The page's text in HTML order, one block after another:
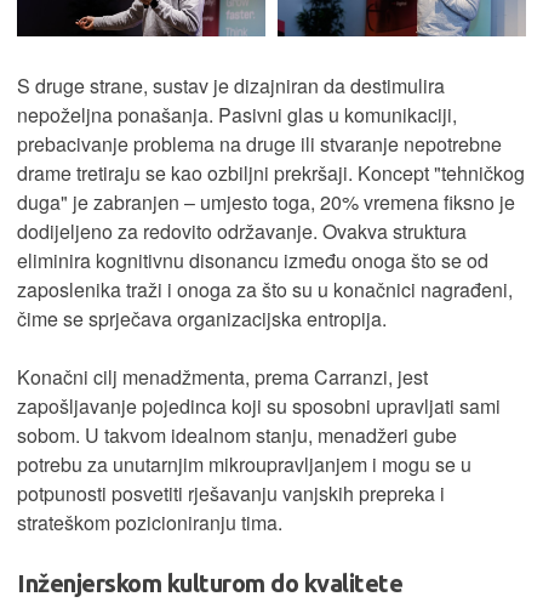
S druge strane, sustav je dizajniran da destimulira
nepoželjna ponašanja. Pasivni glas u komunikaciji,
prebacivanje problema na druge ili stvaranje nepotrebne
drame tretiraju se kao ozbiljni prekršaji. Koncept "tehničkog
duga" je zabranjen – umjesto toga, 20% vremena fiksno je
dodijeljeno za redovito održavanje. Ovakva struktura
eliminira kognitivnu disonancu između onoga što se od
zaposlenika traži i onoga za što su u konačnici nagrađeni,
čime se sprječava organizacijska entropija.
Konačni cilj menadžmenta, prema Carranzi, jest
zapošljavanje pojedinca koji su sposobni upravljati sami
sobom. U takvom idealnom stanju, menadžeri gube
potrebu za unutarnjim mikroupravljanjem i mogu se u
potpunosti posvetiti rješavanju vanjskih prepreka i
strateškom pozicioniranju tima.
Inženjerskom kulturom do kvalitete